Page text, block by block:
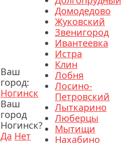
Ваш
город:
Ногинск
Ваш
город
Ногинск?
Да Нет
Домодедово
Жуковский
Звенигород
Ивантеевка
Истра
Клин
Лобня
Лосино-
Петровский
Лыткарино
Люберцы
Мытищи
Нахабино